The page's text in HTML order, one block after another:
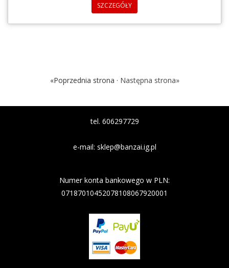
SZCZEGÓŁY
«Poprzednia strona · Następna strona»
tel. 606297729
e-mail: sklep@banzai.ig.pl
Numer konta bankowego w PLN:
07187010452078108067920001